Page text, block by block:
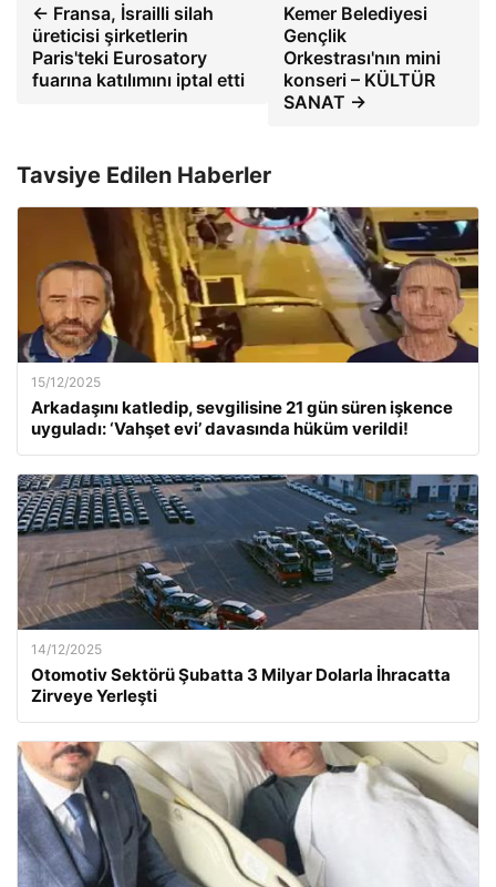
← Fransa, İsrailli silah
üreticisi şirketlerin
Paris'teki Eurosatory
fuarına katılımını iptal etti
Kemer Belediyesi
Gençlik
Orkestrası'nın mini
konseri – KÜLTÜR
SANAT →
Tavsiye Edilen Haberler
15/12/2025
Arkadaşını katledip, sevgilisine 21 gün süren işkence
uyguladı: ‘Vahşet evi’ davasında hüküm verildi!
14/12/2025
Otomotiv Sektörü Şubatta 3 Milyar Dolarla İhracatta
Zirveye Yerleşti